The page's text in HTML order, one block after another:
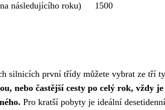
následujícího roku) 1500
silnicích první třídy můžete vybrat ze tří
nebo častější cesty po celý rok, vždy
Pro kratší pobyty je ideální desetidenní